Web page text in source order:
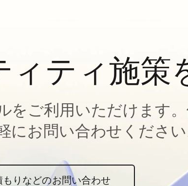
ィティ施策
をご利用いただけます
にお問い合わせください
もりなどのお問い合わせ